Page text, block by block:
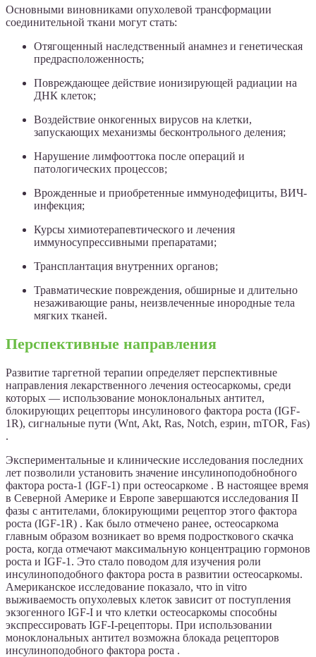
Основными виновниками опухолевой трансформации
соединительной ткани могут стать:
Отягощенный наследственный анамнез и генетическая
предрасположенность;
Повреждающее действие ионизирующей радиации на
ДНК клеток;
Воздействие онкогенных вирусов на клетки,
запускающих механизмы бесконтрольного деления;
Нарушение лимфооттока после операций и
патологических процессов;
Врожденные и приобретенные иммунодефициты, ВИЧ-
инфекция;
Курсы химиотерапевтического и лечения
иммуносупрессивными препаратами;
Трансплантация внутренних органов;
Травматические повреждения, обширные и длительно
незаживающие раны, неизвлеченные инородные тела
мягких тканей.
Перспективные направления
Развитие таргетной терапии определяет перспективные
направления лекарственного лечения остеосаркомы, среди
которых — использование моноклональных антител,
блокирующих рецепторы инсулинового фактора роста (IGF-
1R), сигнальные пути (Wnt, Akt, Ras, Notch, езрин, mTOR, Fas)
.
Экспериментальные и клинические исследования последних
лет позволили установить значение инсулиноподобнобного
фактора роста-1 (IGF-1) при остеосаркоме . В настоящее время
в Северной Америке и Европе завершаются исследования II
фазы с антителами, блокирующими рецептор этого фактора
роста (IGF-1R) . Как было отмечено ранее, остеосаркома
главным образом возникает во время подросткового скачка
роста, когда отмечают максимальную концентрацию гормонов
роста и IGF-1. Это стало поводом для изучения роли
инсулиноподобного фактора роста в развитии остеосаркомы.
Американское исследование показало, что in vitro
выживаемость опухолевых клеток зависит от поступления
экзогенного IGF-I и что клетки остеосаркомы способны
экспрессировать IGF-I-рецепторы. При использовании
моноклональных антител возможна блокада рецепторов
инсулиноподобного фактора роста .